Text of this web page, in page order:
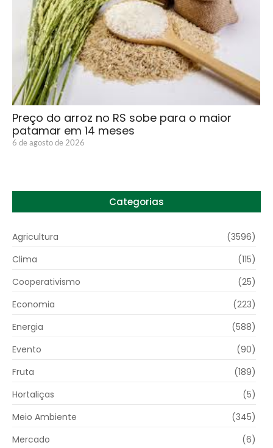
Preço do arroz no RS sobe para o maior
patamar em 14 meses
6 de agosto de 2026
Categorias
Agricultura
(3596)
Clima
(115)
Cooperativismo
(25)
Economia
(223)
Energia
(588)
Evento
(90)
Fruta
(189)
Hortaliças
(5)
Meio Ambiente
(345)
Mercado
(6)